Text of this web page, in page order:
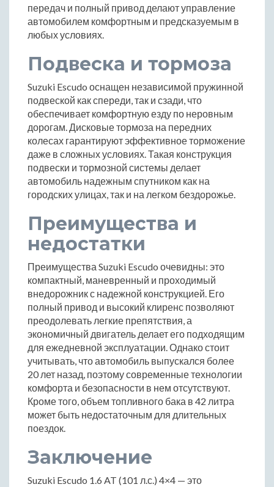
передач и полный привод делают управление
автомобилем комфортным и предсказуемым в
любых условиях.
Подвеска и тормоза
Suzuki Escudo оснащен независимой пружинной
подвеской как спереди, так и сзади, что
обеспечивает комфортную езду по неровным
дорогам. Дисковые тормоза на передних
колесах гарантируют эффективное торможение
даже в сложных условиях. Такая конструкция
подвески и тормозной системы делает
автомобиль надежным спутником как на
городских улицах, так и на легком бездорожье.
Преимущества и
недостатки
Преимущества Suzuki Escudo очевидны: это
компактный, маневренный и проходимый
внедорожник с надежной конструкцией. Его
полный привод и высокий клиренс позволяют
преодолевать легкие препятствия, а
экономичный двигатель делает его подходящим
для ежедневной эксплуатации. Однако стоит
учитывать, что автомобиль выпускался более
20 лет назад, поэтому современные технологии
комфорта и безопасности в нем отсутствуют.
Кроме того, объем топливного бака в 42 литра
может быть недостаточным для длительных
поездок.
Заключение
Suzuki Escudo 1.6 AT (101 л.с.) 4×4 — это